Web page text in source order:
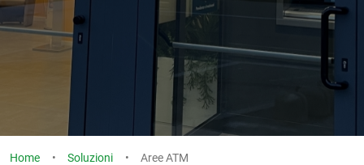
Home Soluzioni Aree ATM